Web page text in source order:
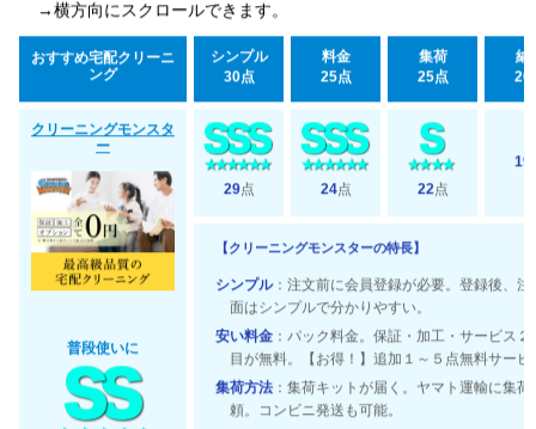
→横方向にスクロールできます。
おすすめ宅配クリーニ
ング
シンプル
30点
料金
25点
集荷
25点
納
20
クリーニングモンスタ
ー
普段使いに
29点 24点 22点
19
【クリーニングモンスターの特長】
シンプル：注文前に会員登録が必要。登録後、注
面はシンプルで分かりやすい。
安い料金 ：パック料金。保証・加工・サービス２
目が無料。【お得！】追加１～５点無料サービ
集荷方法 ：集荷キットが届く。ヤマト運輸に集荷
頼。コンビニ発送も可能。